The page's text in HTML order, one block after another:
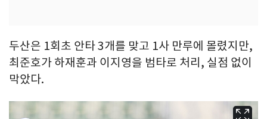
두산은 1회초 안타 3개를 맞고 1사 만루에 몰렸지만,
최준호가 하재훈과 이지영을 범타로 처리, 실점 없이
막았다.